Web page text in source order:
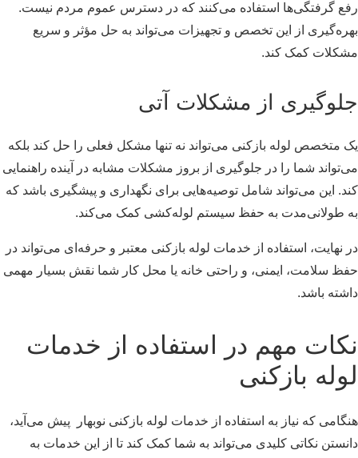
رفع گرفتگی‌ها استفاده می‌کنند که در دسترس عموم مردم نیست.
بهره‌گیری از این تخصص و تجهیزات می‌تواند به حل مؤثر و سریع
مشکلات کمک کند.
جلوگیری از مشکلات آتی
یک متخصص لوله بازکنی می‌تواند نه تنها مشکل فعلی را حل کند بلکه
می‌تواند شما را در جلوگیری از بروز مشکلات مشابه در آینده راهنمایی
کند. این می‌تواند شامل توصیه‌هایی برای نگهداری و پیشگیری باشد که
به طولانی‌مدت به حفظ سیستم لوله‌کشی کمک می‌کند.
در نهایت، استفاده از خدمات لوله بازکنی معتبر و حرفه‌ای می‌تواند در
حفظ سلامت، ایمنی، و راحتی خانه یا محل کار شما نقش بسیار مهمی
داشته باشد.
نکات مهم در استفاده از خدمات
لوله بازکنی
هنگامی که نیاز به استفاده از خدمات لوله بازکنی نوبهار پیش می‌آید،
دانستن نکاتی کلیدی می‌تواند به شما کمک کند تا از این خدمات به